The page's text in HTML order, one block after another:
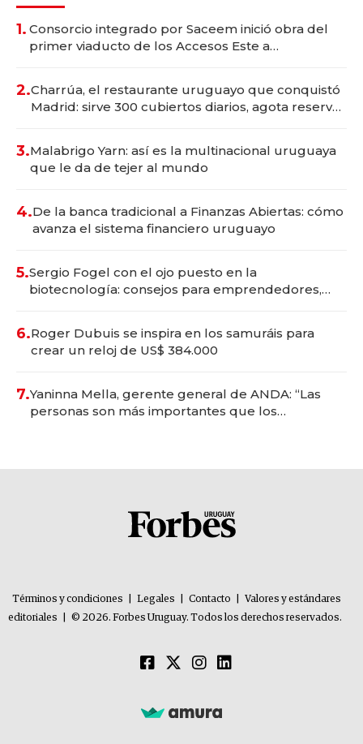
1. Consorcio integrado por Saceem inició obra del
primer viaducto de los Accesos Este a
2.Charrúa, el restaurante uruguayo que conquistó
Madrid: sirve 300 cubiertos diarios, agota reservas
3.Malabrigo Yarn: así es la multinacional uruguaya
que le da de tejer al mundo
4.De la banca tradicional a Finanzas Abiertas: cómo
avanza el sistema financiero uruguayo
5.Sergio Fogel con el ojo puesto en la
biotecnología: consejos para emprendedores,
6.Roger Dubuis se inspira en los samuráis para
crear un reloj de US$ 384.000
7.Yaninna Mella, gerente general de ANDA: “Las
personas son más importantes que los
Términos y condiciones Legales Contacto
Valores y estándares
editoriales
© 2026. Forbes Uruguay. Todos los derechos reservados.